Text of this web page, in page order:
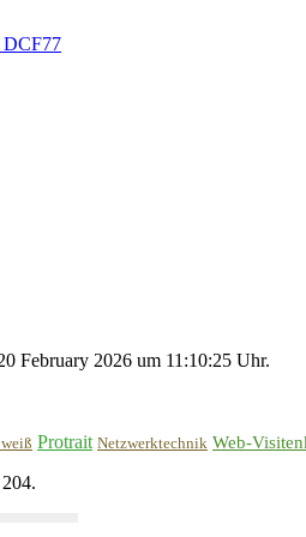
DCF77
February 2026 um 11:10:25 Uhr.
Protrait Netzwerktechnik Web-